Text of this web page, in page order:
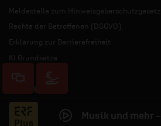
Meldestelle zum Hinweisgeberschutzgesetz
Rechte der Betroffenen (DSGVO)
Erklärung zur Barrierefreiheit
KI Grundsätze
© 2026 ERF
Jess
Plus
Musik und mehr –